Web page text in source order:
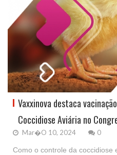
Vaxxinova destaca
Coccidiose Aviária no
Mar�o 10, 2024 0
Como o controle da coccidiose